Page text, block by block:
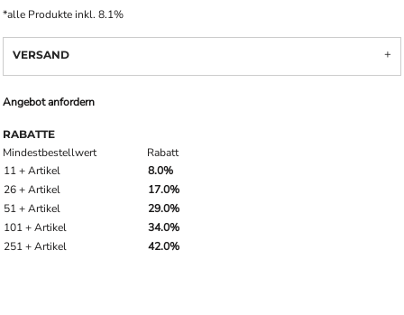
*alle Produkte inkl. 8.1%
VERSAND
Angebot anfordern
RABATTE
Mindestbestellwert
Rabatt
11 + Artikel
8.0%
26 + Artikel
17.0%
51 + Artikel
29.0%
101 + Artikel
34.0%
251 + Artikel
42.0%